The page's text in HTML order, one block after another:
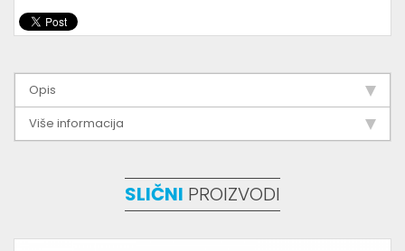
Opis
Više informacija
SLIČNI PROIZVODI